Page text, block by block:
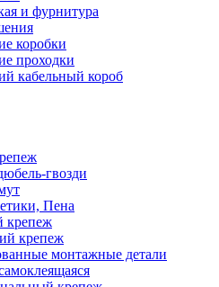
и фурнитура
коробки
проходки
кабельный короб
гвозди
Пена
крепеж
крепеж
монтажные детали